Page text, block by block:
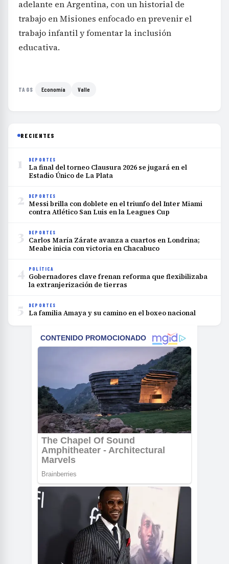
adelante en Argentina, con un historial de
trabajo en Misiones enfocado en prevenir el
trabajo infantil y fomentar la inclusión
educativa.
TAGS Economía Valle
RECIENTES
1 DEPORTES
La final del torneo Clausura 2026 se jugará en el
Estadio Único de La Plata
2 DEPORTES
Messi brilla con doblete en el triunfo del Inter Miami
contra Atlético San Luis en la Leagues Cup
3 DEPORTES
Carlos María Zárate avanza a cuartos en Londrina;
Meabe inicia con victoria en Chacabuco
4 POLÍTICA
Gobernadores clave frenan reforma que flexibilizaba
la extranjerización de tierras
5 DEPORTES
La familia Amaya y su camino en el boxeo nacional